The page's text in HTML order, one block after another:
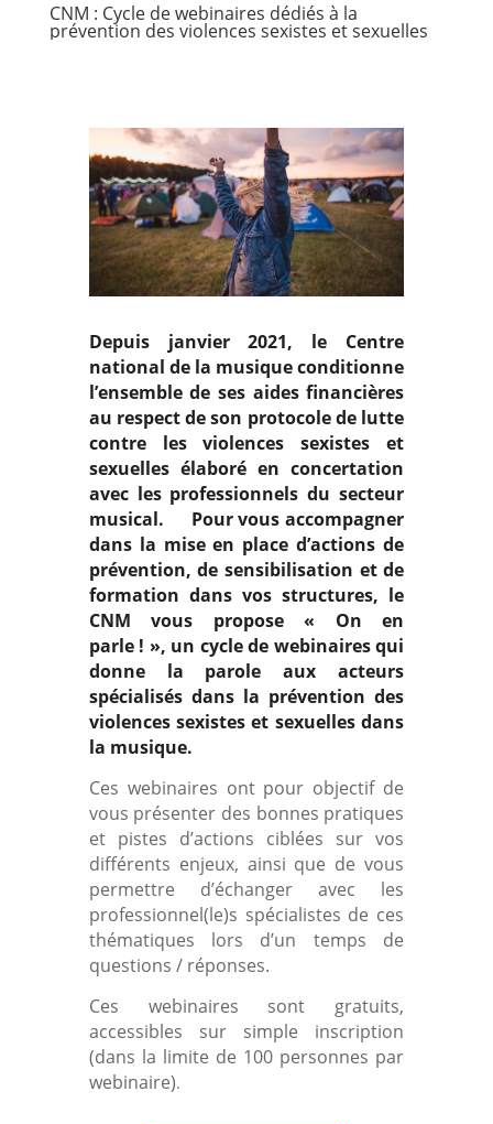
CNM : Cycle de webinaires dédiés à la
prévention des violences sexistes et sexuelles
Depuis janvier 2021, le Centre
national de la musique conditionne
l’ensemble de ses aides financières
au respect de son protocole de lutte
contre les violences sexistes et
sexuelles élaboré en concertation
avec les professionnels du secteur
musical. Pour vous accompagner
dans la mise en place d’actions de
prévention, de sensibilisation et de
formation dans vos structures, le
CNM vous propose « On en
parle ! », un cycle de webinaires qui
donne la parole aux acteurs
spécialisés dans la prévention des
violences sexistes et sexuelles dans
la musique.
Ces webinaires ont pour objectif de
vous présenter des bonnes pratiques
et pistes d’actions ciblées sur vos
différents enjeux, ainsi que de vous
permettre d’échanger avec les
professionnel(le)s spécialistes de ces
thématiques lors d’un temps de
questions / réponses.
Ces webinaires sont gratuits,
accessibles sur simple inscription
(dans la limite de 100 personnes par
webinaire).